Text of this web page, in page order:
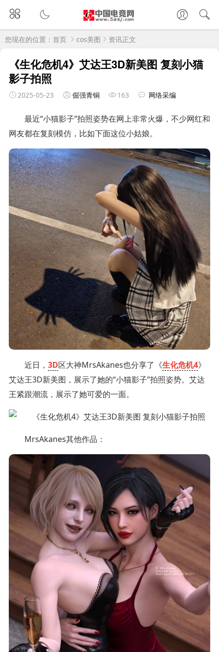
您现在的位置： 首页 cos美图 资讯正文
《生化危机4》艾达王3D新美图 复刻小猫
影子拍照
2025-05-23 倔强青铜 163 网络采编
最近“小猫影子”拍照姿势在网上非常火爆，不少网红和
网友都在复刻模仿，比如下面这位小姑娘。
近日， 3D区大神MrsAkanes也分享了《生化危机4》
艾达王3D新美图，展示了她的“小猫影子”拍照姿势。艾达
王紧跟潮流，展示了她可爱的一面。
MrsAkanes其他作品：